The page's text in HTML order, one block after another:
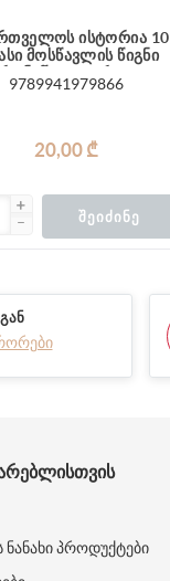
ისტორია 10
მოსწავლის წიგნი
მეორე ნაწილი
9789941979866
20,00 ₾
ᲨᲔᲘᲫᲘᲜᲔ
პროდუქტები